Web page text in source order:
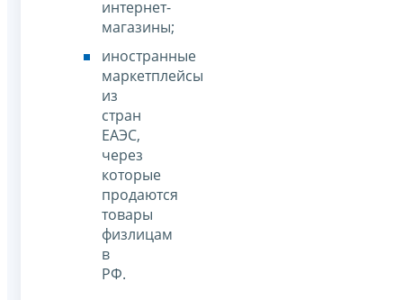
интернет-
магазины;
иностранные
маркетплейсы
из
стран
ЕАЭС,
через
которые
продаются
товары
физлицам
в
РФ.